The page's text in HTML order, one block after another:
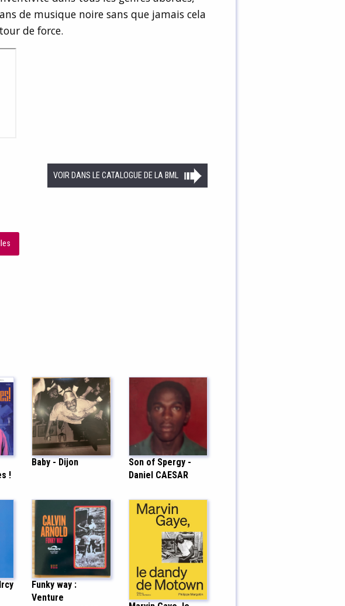
de musique noire sans que jamais cela
de force.
VOIR DANS LE CATALOGUE DE LA BML
!
Baby - Dijon
Son of Spergy -
Daniel CAESAR
Funky way :
Venture